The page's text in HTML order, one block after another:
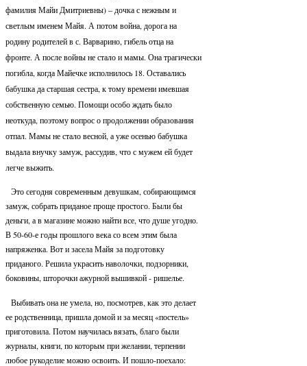
фамилия Майи Дмитриевны) – дочка с нежным и
светлым именем Майя. А потом война, дорога на
родину родителей в с. Варварино, гибель отца на
фронте. А после войны не стало и мамы. Она трагически
погибла, когда Майечке исполнилось 18. Оставались
бабушка да старшая сестра, к тому времени имевшая
собственную семью. Помощи особо ждать было
неоткуда, поэтому вопрос о продолжении образования
отпал. Мамы не стало весной, а уже осенью бабушка
выдала внучку замуж, рассудив, что с мужем ей будет
легче выжить.
Это сегодня современным девушкам, собирающимся
замуж, собрать приданое проще простого. Были бы
деньги, а в магазине можно найти все, что душе угодно.
В 50-60-е годы прошлого века со всем этим была
напряженка. Вот и засела Майя за подготовку
приданого. Решила украсить наволочки, подзорники,
боковины, шторочки ажурной вышивкой - ришелье.
Выбивать она не умела, но, посмотрев, как это делает
ее родственница, пришла домой и за месяц «постель»
приготовила. Потом научилась вязать, благо были
журналы, книги, по которым при желании, терпении
любое рукоделие можно освоить. И пошло-поехало: